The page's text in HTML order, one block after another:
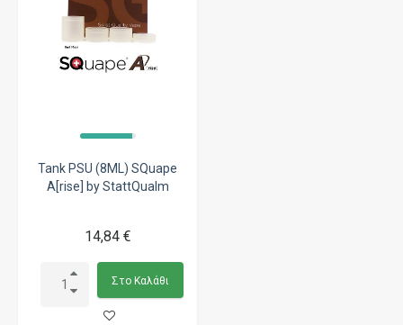
Tank PSU (8ML) SQuape
A[rise] by StattQualm
14,84 €
Στο Καλάθι